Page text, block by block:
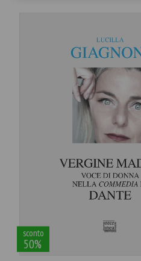
sconto
50%